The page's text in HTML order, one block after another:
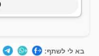
בא לי לשתף: